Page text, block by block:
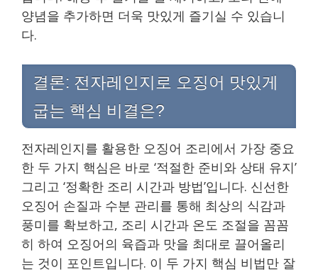
양념을 추가하면 더욱 맛있게 즐기실 수 있습니
다.
결론: 전자레인지로 오징어 맛있게
굽는 핵심 비결은?
전자레인지를 활용한 오징어 조리에서 가장 중요
한 두 가지 핵심은 바로 ‘적절한 준비와 상태 유지’
그리고 ‘정확한 조리 시간과 방법’입니다. 신선한
오징어 손질과 수분 관리를 통해 최상의 식감과
풍미를 확보하고, 조리 시간과 온도 조절을 꼼꼼
히 하여 오징어의 육즙과 맛을 최대로 끌어올리
는 것이 포인트입니다. 이 두 가지 핵심 비법만 잘